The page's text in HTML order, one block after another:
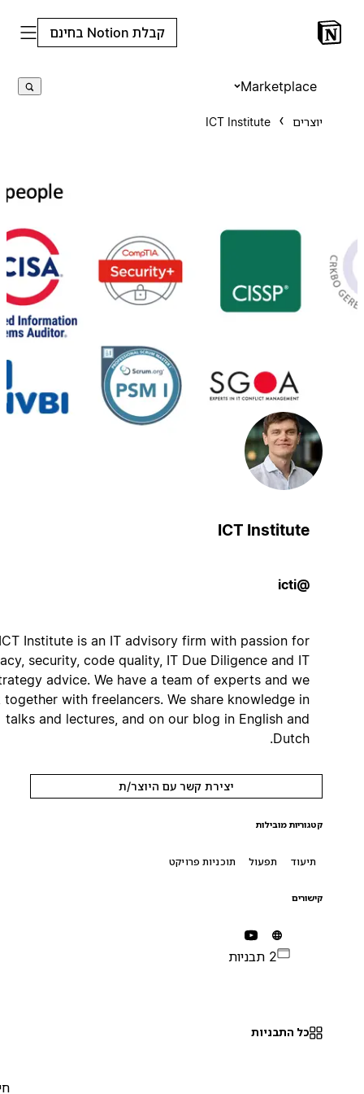
קבלת Notion בחינם
Marketplace
ICT Institute
ICT Institute
ICT Institute is an IT advisory firm with passion for
privacy, security, code quality, IT Due Diligence and IT
strategy advice. We have a team of experts and we
work together with freelancers. We share knowledge in
talks and lectures, and on our blog in English and
Dutch.
יצירת קשר עם היוצר/ת
קטגוריות מובילות
תפעול תוכניות פרויקט
כל התבניות
0